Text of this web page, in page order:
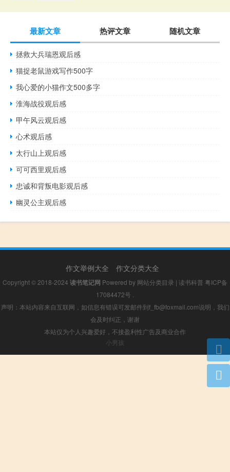
最新文章 热评文章 随机文章
拯救大兵瑞恩观后感
猫捉老鼠游戏写作500字
我心爱的小猫作文500多字
淮海战役观后感
甲午风云观后感
心术观后感
太行山上观后感
可可西里观后感
忠诚和背叛电影观后感
幽灵公主观后感
作文举例大全 作文分类大全
Copyright © 2018-2024 读书笔记网 Powered by 网站分类目录 | 读书科普 粤ICP备
17084472号
声明：本站内容来自互联网，如信息有错误可发邮件到f_fb@foxmail.com说明，我们
会及时纠正，谢谢
本站仅为个人兴趣爱好，不接盈利性广告及商业合作
小男孩